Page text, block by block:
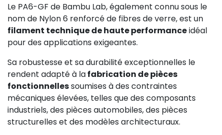
Le PA6-GF de Bambu Lab, également connu sous le
nom de Nylon 6 renforcé de fibres de verre, est un
filament technique de haute performanceidéal
pour des applications exigeantes.
Sa robustesse et sa durabilité exceptionnelles le
rendent adapté à lafabrication de pièces
fonctionnellessoumises à des contraintes
mécaniques élevées, telles que des composants
industriels, des pièces automobiles, des pièces
structurelles et des modèles architecturaux.